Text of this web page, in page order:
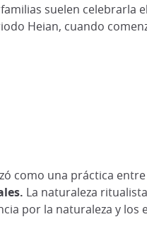
suelen celebrarla
Heian, cuando
como una práctica
La naturaleza
por la naturaleza y los